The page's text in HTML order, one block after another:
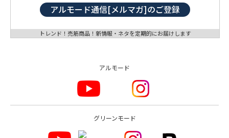
アルモード通信[メルマガ]のご登録
トレンド！売筋商品！新情報・ネタを定期的にお届けします
アルモード
グリーンモード